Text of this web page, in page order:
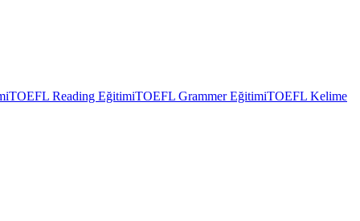
TOEFL Reading EğitimiTOEFL Grammer EğitimiTOEFL Kelime